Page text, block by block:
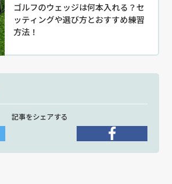
ゴルフのウェッジは何本入れる？セ
ッティングや選び方とおすすめ練習
方法！
記事をシェアする